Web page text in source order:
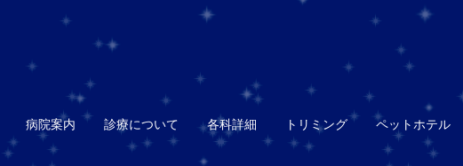
病院案内 診療について 各科詳細 トリミング ペットホテル